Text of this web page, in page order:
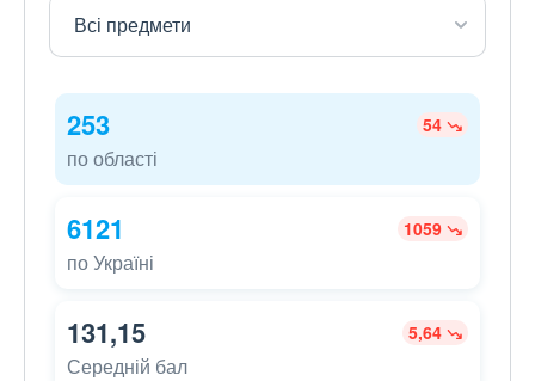
253 54
по області
6121 1059
по Україні
131,15 5,64
Середній бал